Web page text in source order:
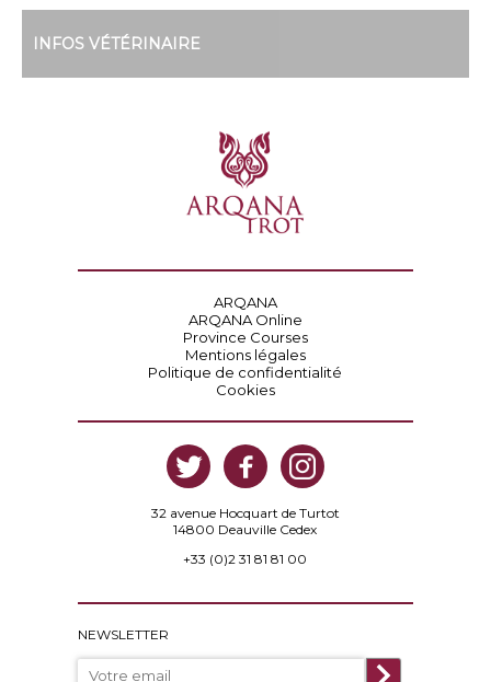
INFOS VÉTÉRINAIRE
ARQANA
ARQANA Online
Province Courses
Mentions légales
Politique de confidentialité
Cookies
32 avenue Hocquart de Turtot
14800 Deauville Cedex
+33 (0)2 31 81 81 00
NEWSLETTER